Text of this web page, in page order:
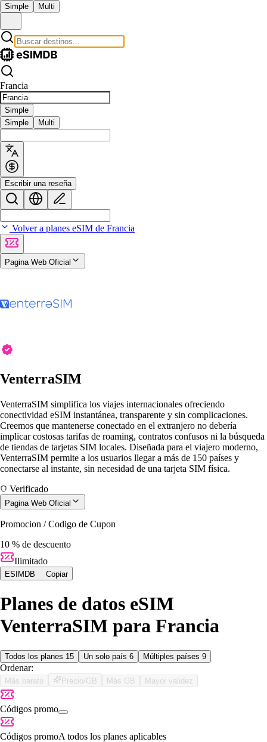
Simple Multi
Francia
Simple
Simple
Multi
Escribir una reseña
Volver a planes eSIM de Francia
Pagina Web Oficial
VenterraSIM
VenterraSIM simplifica los viajes internacionales ofreciendo
conectividad eSIM instantánea, transparente y sin complicaciones.
Creemos que mantenerse conectado en el extranjero no debería
implicar costosas tarifas de roaming, contratos confusos ni la búsqueda
de tiendas de tarjetas SIM locales. Diseñada para el viajero moderno,
VenterraSIM permite a los usuarios llegar a más de 150 países y
conectarse al instante, sin necesidad de una tarjeta SIM física.
Verificado
Pagina Web Oficial
Promocion / Codigo de Cupon
10 % de descuento
Ilimitado
ESIMDB Copiar
Planes de datos eSIM
VenterraSIM para Francia
Todos los planes 15 Un solo país 6 Múltiples países 9
Ordenar:
Más barato Precio/GB Más GB Mayor validez
Códigos promo
Códigos promoA todos los planes aplicables